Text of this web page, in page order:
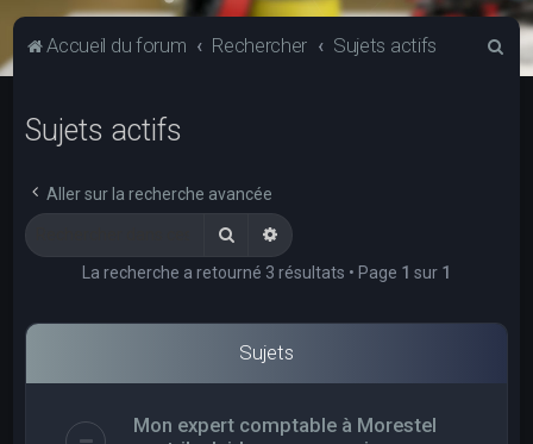
Accueil du forum Rechercher Sujets actifs
Sujets actifs
Aller sur la recherche avancée
RechercherRecherche avancée
La recherche a retourné 3 résultats • Page 1 sur 1
Sujets
Mon expert comptable à Morestel